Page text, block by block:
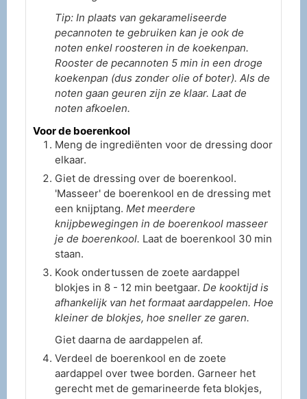
Tip: In plaats van gekarameliseerde
pecannoten te gebruiken kan je ook de
noten enkel roosteren in de koekenpan.
Rooster de pecannoten 5 min in een droge
koekenpan (dus zonder olie of boter). Als de
noten gaan geuren zijn ze klaar. Laat de
noten afkoelen.
Voor de boerenkool
Meng de ingrediënten voor de dressing door
elkaar.
Giet de dressing over de boerenkool.
'Masseer' de boerenkool en de dressing met
een knijptang. Met meerdere
knijpbewegingen in de boerenkool masseer
je de boerenkool. Laat de boerenkool 30 min
staan.
Kook ondertussen de zoete aardappel
blokjes in 8 - 12 min beetgaar. De kooktijd is
afhankelijk van het formaat aardappelen. Hoe
kleiner de blokjes, hoe sneller ze garen.
Giet daarna de aardappelen af.
Verdeel de boerenkool en de zoete
aardappel over twee borden. Garneer het
gerecht met de gemarineerde feta blokjes,